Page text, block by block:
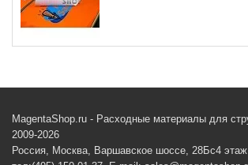
MagentaShop.ru - Расходные материалы для
2009-2026
Россия, Москва, Варшавское шоссе, 28Бс4